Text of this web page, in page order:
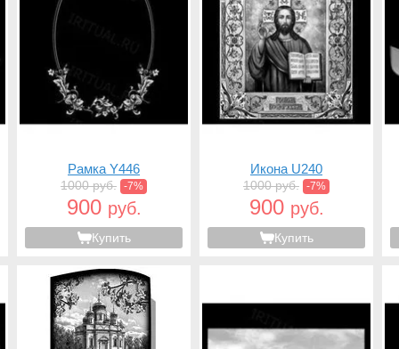
Рамка Y446
1000 руб. -7%
900 руб.
Купить
Икона U240
1000 руб. -7%
900 руб.
Купить